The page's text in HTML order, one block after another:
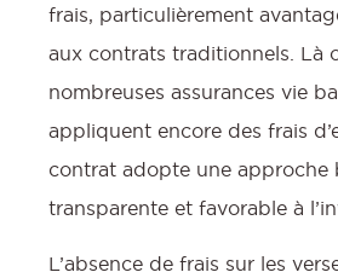
frais, particulièrement
aux contrats traditionnels. Là
nombreuses assurances vie
appliquent encore des frais
contrat adopte une approche
transparente et favorable à
L’absence de frais sur les